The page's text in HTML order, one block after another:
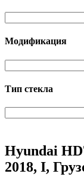
Модификация
Тип стекла
Hyundai
2018, I,